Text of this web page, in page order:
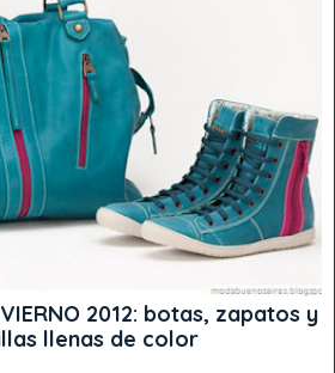
2012: botas, zapatos y
llenas de color